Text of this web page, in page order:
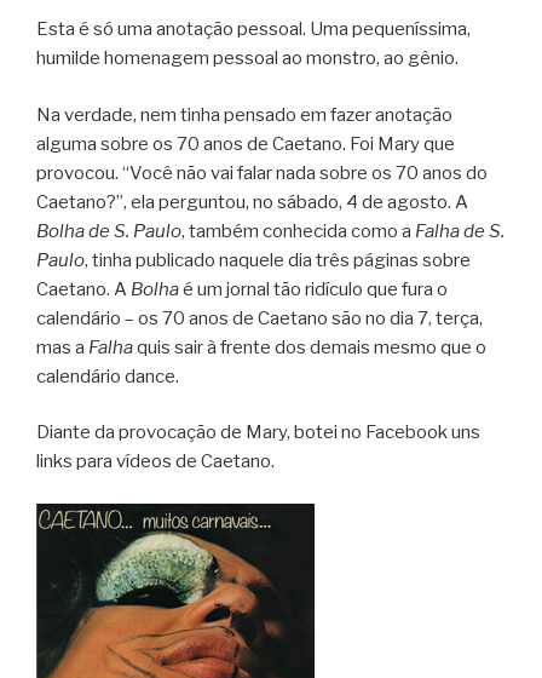
Esta é só uma anotação pessoal. Uma pequeníssima,
humilde homenagem pessoal ao monstro, ao gênio.
Na verdade, nem tinha pensado em fazer anotação
alguma sobre os 70 anos de Caetano. Foi Mary que
provocou. “Você não vai falar nada sobre os 70 anos do
Caetano?”, ela perguntou, no sábado, 4 de agosto. A
Bolha de S. Paulo, também conhecida como a Falha de S.
Paulo, tinha publicado naquele dia três páginas sobre
Caetano. A Bolhaé um jornal tão ridículo que fura o
calendário – os 70 anos de Caetano são no dia 7, terça,
mas a Falhaquis sair à frente dos demais mesmo que o
calendário dance.
Diante da provocação de Mary, botei no Facebook uns
links para vídeos de Caetano.